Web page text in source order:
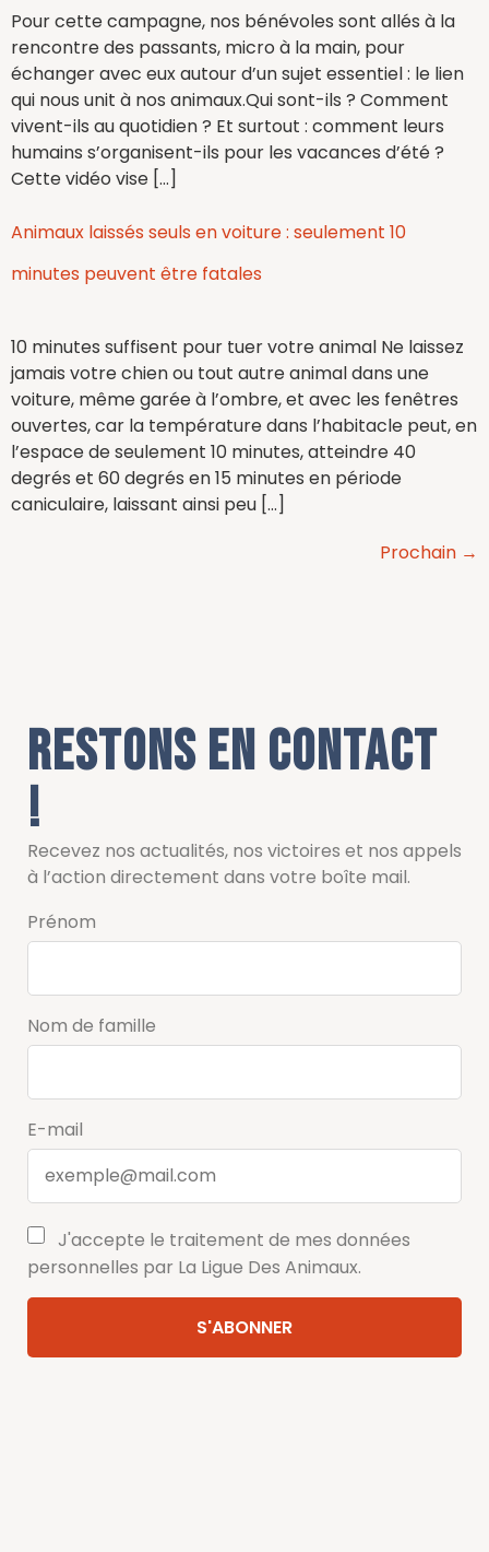
Pour cette campagne, nos bénévoles sont allés à la
rencontre des passants, micro à la main, pour
échanger avec eux autour d’un sujet essentiel : le lien
qui nous unit à nos animaux.Qui sont-ils ? Comment
vivent-ils au quotidien ? Et surtout : comment leurs
humains s’organisent-ils pour les vacances d’été ?
Cette vidéo vise […]
Animaux laissés seuls en voiture : seulement 10
minutes peuvent être fatales
10 minutes suffisent pour tuer votre animal Ne laissez
jamais votre chien ou tout autre animal dans une
voiture, même garée à l’ombre, et avec les fenêtres
ouvertes, car la température dans l’habitacle peut, en
l’espace de seulement 10 minutes, atteindre 40
degrés et 60 degrés en 15 minutes en période
caniculaire, laissant ainsi peu […]
Prochain →
Restons en contact
!
Recevez nos actualités, nos victoires et nos appels
à l’action directement dans votre boîte mail.
Prénom
Nom de famille
E-mail
J'accepte le traitement de mes données
personnelles par La Ligue Des Animaux.